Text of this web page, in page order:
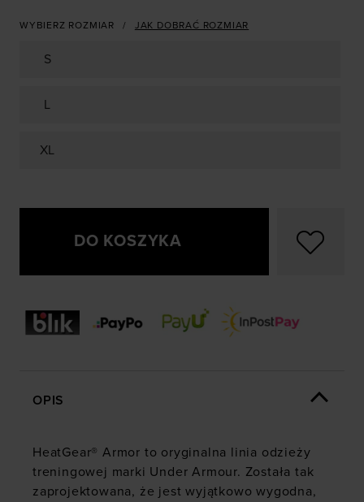
WYBIERZ ROZMIAR JAK DOBRAĆ ROZMIAR
S
L
XL
DO KOSZYKA
OPIS
HeatGear® Armor to oryginalna linia odzieży
treningowej marki Under Armour. Została tak
zaprojektowana, że jest wyjątkowo wygodna,